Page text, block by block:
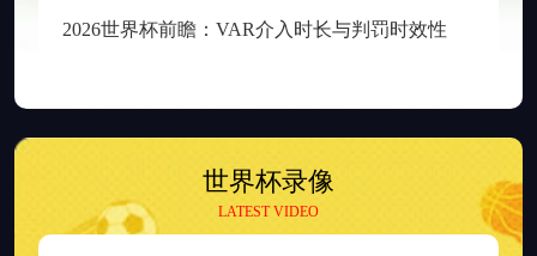
世界杯录像
LATEST VIDEO